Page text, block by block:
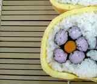
字
巻
き」
を
巻
き
ま
す。
体
験